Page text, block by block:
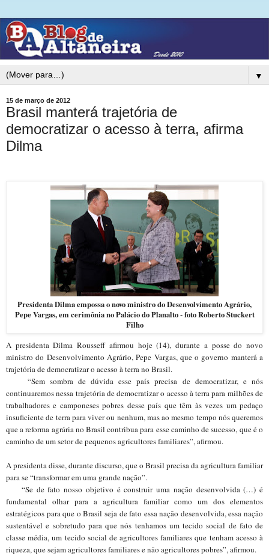
▼
15 de março de 2012
Brasil manterá trajetória de
democratizar o acesso à terra, afirma
Dilma
Presidenta Dilma empossa o novo ministro do Desenvolvimento Agrário,
Pepe Vargas, em cerimônia no Palácio do Planalto - foto Roberto Stuckert
Filho
A presidenta Dilma Rousseff afirmou hoje (14), durante a posse do novo
ministro do Desenvolvimento Agrário, Pepe Vargas, que o governo manterá a
trajetória de democratizar o acesso à terra no Brasil.
“Sem sombra de dúvida esse país precisa de democratizar, e nós
continuaremos nessa trajetória de democratizar o acesso à terra para milhões de
trabalhadores e camponeses pobres desse país que têm às vezes um pedaço
insuficiente de terra para viver ou nenhum, mas ao mesmo tempo nós queremos
que a reforma agrária no Brasil contribua para esse caminho de sucesso, que é o
caminho de um setor de pequenos agricultores familiares”, afirmou.
A presidenta disse, durante discurso, que o Brasil precisa da agricultura familiar
para se “transformar em uma grande nação”.
“Se de fato nosso objetivo é construir uma nação desenvolvida (…) é
fundamental olhar para a agricultura familiar como um dos elementos
estratégicos para que o Brasil seja de fato essa nação desenvolvida, essa nação
sustentável e sobretudo para que nós tenhamos um tecido social de fato de
classe média, um tecido social de agricultores familiares que tenham acesso à
riqueza, que sejam agricultores familiares e não agricultores pobres”, afirmou.